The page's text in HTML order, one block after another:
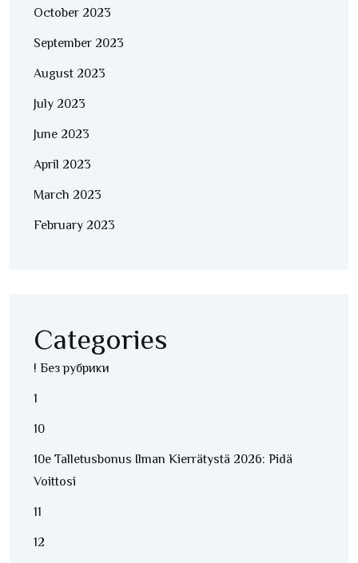
October 2023
September 2023
August 2023
July 2023
June 2023
April 2023
March 2023
February 2023
Categories
! Без рубрики
1
10
10e Talletusbonus Ilman Kierrätystä 2026: Pidä
Voittosi
11
12